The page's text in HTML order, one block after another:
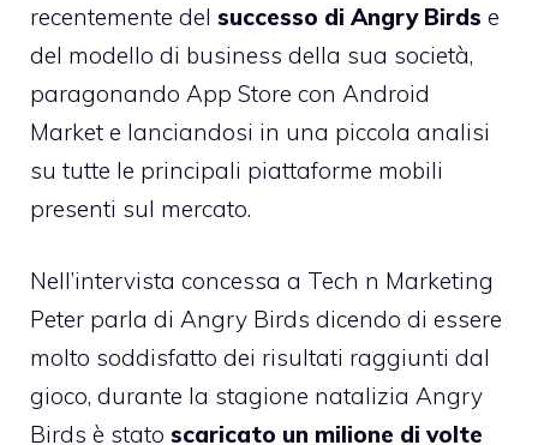
recentemente del successo di Angry Birds e
del modello di business della sua società,
paragonando App Store con Android
Market e lanciandosi in una piccola analisi
su tutte le principali piattaforme mobili
presenti sul mercato.
Nell’intervista concessa a Tech n Marketing
Peter parla di Angry Birds dicendo di essere
molto soddisfatto dei risultati raggiunti dal
gioco, durante la stagione natalizia Angry
Birds è stato scaricato un milione di volte